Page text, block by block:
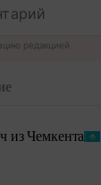
редакцией
из Чемкента